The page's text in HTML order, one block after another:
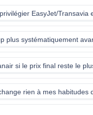
EasyJet/Transavia
plus systématiquement
si le prix final reste le
rien à mes habitudes